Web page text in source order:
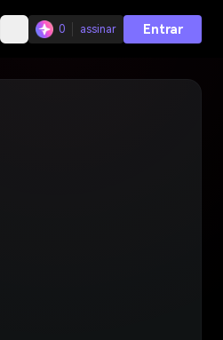
0 assinar Entrar